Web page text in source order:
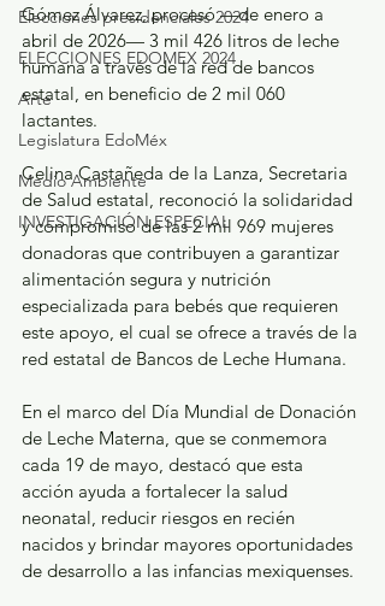
Elecciones presidenciales 2024
ELECCIONES EDOMEX 2024
Arte
Legislatura EdoMéx
Medio Ambiente
INVESTIGACIÓN ESPECIAL
Gómez Álvarez, procesó —de enero a
abril de 2026— 3 mil 426 litros de leche
humana a través de la red de bancos
estatal, en beneficio de 2 mil 060
lactantes.
Celina Castañeda de la Lanza, Secretaria
de Salud estatal, reconoció la solidaridad
y compromiso de las 2 mil 969 mujeres
donadoras que contribuyen a garantizar
alimentación segura y nutrición
especializada para bebés que requieren
este apoyo, el cual se ofrece a través de la
red estatal de Bancos de Leche Humana.
En el marco del Día Mundial de Donación
de Leche Materna, que se conmemora
cada 19 de mayo, destacó que esta
acción ayuda a fortalecer la salud
neonatal, reducir riesgos en recién
nacidos y brindar mayores oportunidades
de desarrollo a las infancias mexiquenses.